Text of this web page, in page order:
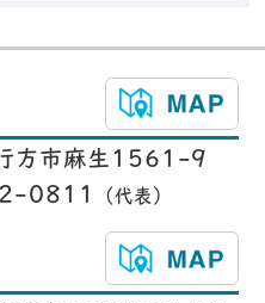
方市麻生1561-9
0811
（代表）